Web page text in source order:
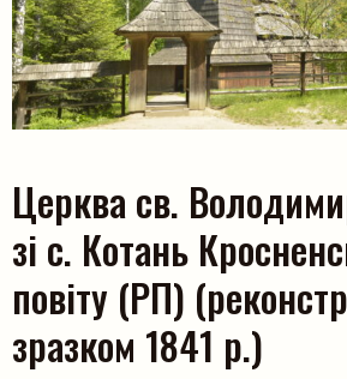
Церква св.
зі с. Котань
повіту (РП)
зразком 1841 р.)